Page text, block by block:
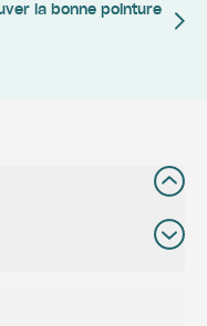
la bonne pointure